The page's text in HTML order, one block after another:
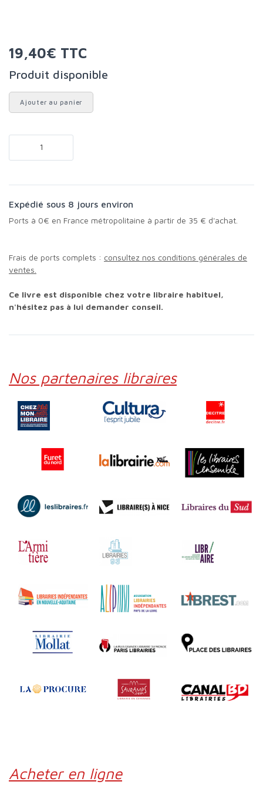
19,40€ TTC
Produit disponible
Ajouter au panier
Expédié sous 8 jours environ
Ports à 0€ en France métropolitaine à partir de 35 € d'achat.
Frais de ports complets : consultez nos conditions générales de
ventes.
Ce livre est disponible chez votre libraire habituel,
n'hésitez pas à lui demander conseil.
Nos partenaires libraires
Acheter en ligne